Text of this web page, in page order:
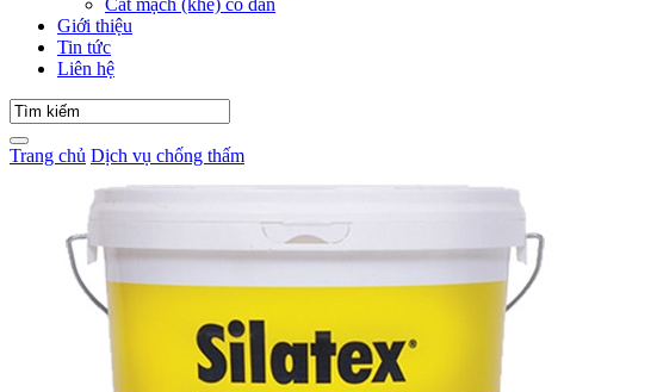
Cắt mạch (khe) co dãn
Giới thiệu
Tin tức
Liên hệ
Trang chủ Dịch vụ chống thấm